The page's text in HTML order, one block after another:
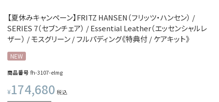
【夏休みキャンペーン】FRITZ HANSEN（フリッツ・ハンセン） /
SERIES 7（セブンチェア） / Essential Leather（エッセンシャルレ
ザー） / モスグリーン / フルパディング《特典付 / ケアキット》
NEW
商品番号 fh-3107-elmg
¥174,680 税込